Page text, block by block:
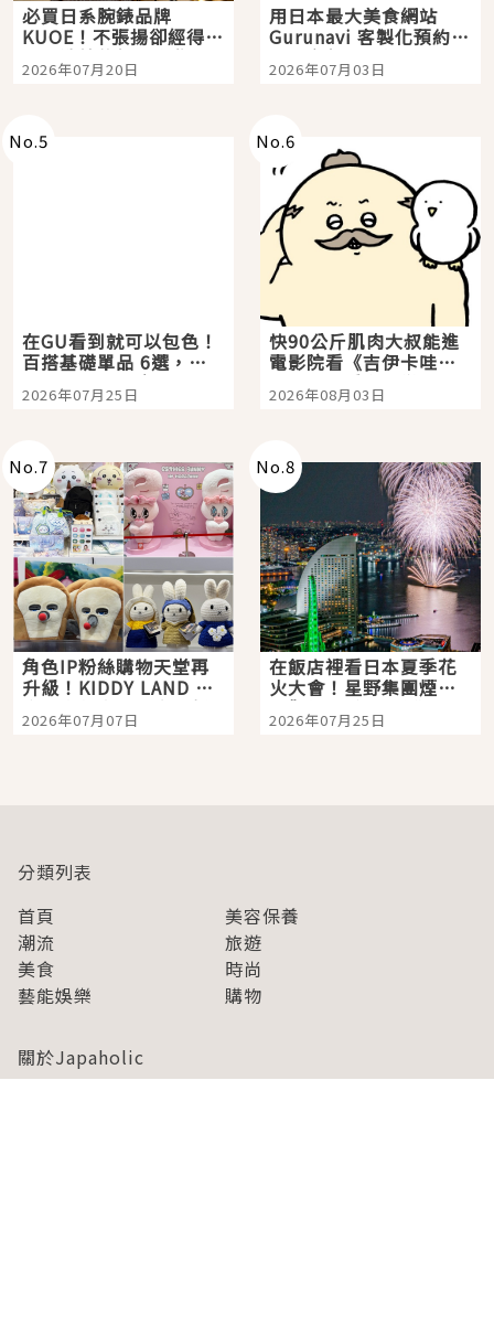
必買日系腕錶品牌
KUOE！不張揚卻經得起
時間洗鍊的經典之作五
選
2026年07月20日
用日本最大美食網站
Gurunavi 客製化預約九
大都市餐廳，打造專屬
美食體驗！
2026年07月03日
No.5
在GU看到就可以包色！
百搭基礎單品 6選，閉
眼全收也不心疼
2026年07月25日
No.6
快90公斤肌肉大叔能進
電影院看《吉伊卡哇》
嗎？日本重金屬樂團
「打首」會長與nagano
2026年08月03日
No.7
角色IP粉絲購物天堂再
升級！KIDDY LAND 原
宿店吉伊卡哇迎客，新
開幕 OMOKADO 店3分
2026年07月07日
No.8
在飯店裡看日本夏季花
火大會！星野集團煙火
景觀飯店6選，讓你不用
人擠人悠閒欣賞
2026年07月25日
分類列表
首頁
美容保養
潮流
旅遊
美食
時尚
藝能娛樂
購物
關於Japaholic